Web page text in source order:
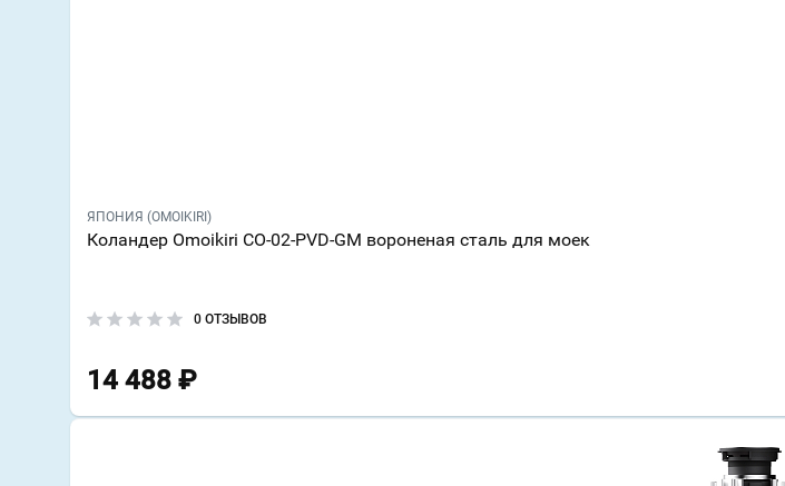
ЯПОНИЯ (OMOIKIRI)
Коландер Omoikiri CO-02-PVD-GM вороненая сталь для моек
0 ОТЗЫВОВ
14 488 ₽